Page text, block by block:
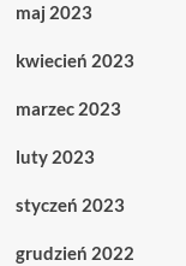
maj 2023
kwiecień 2023
marzec 2023
luty 2023
styczeń 2023
grudzień 2022